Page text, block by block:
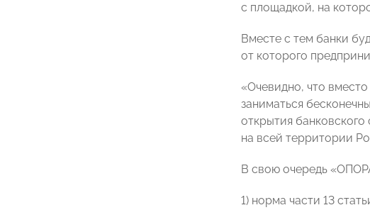
с площадкой, на
Вместе с тем банки
от которого
«Очевидно, что
заниматься
открытия банковского
на всей территории
В свою очередь
1) норма части 13